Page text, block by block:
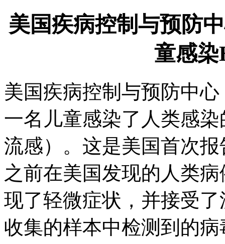
美国疾病控制与预防
童感染
美国疾病控制与预防中
一名儿童感染了人类感
流感）。这是美国首次
之前在美国发现的人类
现了轻微症状，并接受
收集的样本中检测到的